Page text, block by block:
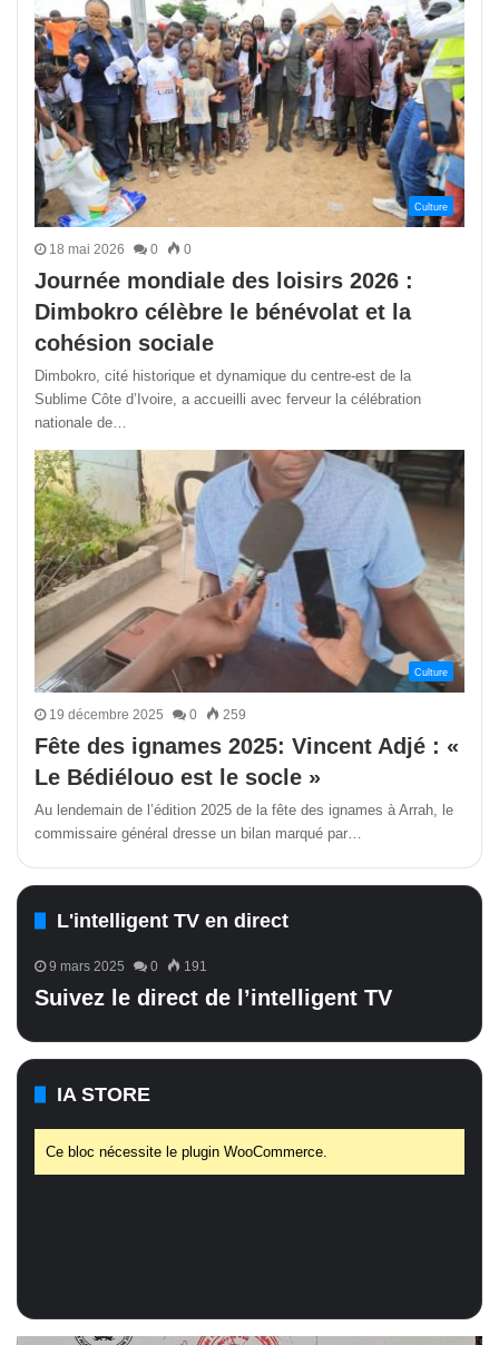
Culture
18 mai 2026 0 0
Journée mondiale des loisirs 2026 :
Dimbokro célèbre le bénévolat et la
cohésion sociale
Dimbokro, cité historique et dynamique du centre-est de la
Sublime Côte d’Ivoire, a accueilli avec ferveur la célébration
nationale de…
Culture
19 décembre 2025 0 259
Fête des ignames 2025: Vincent Adjé : «
Le Bédiélouo est le socle »
Au lendemain de l’édition 2025 de la fête des ignames à Arrah, le
commissaire général dresse un bilan marqué par…
L'intelligent TV en direct
9 mars 2025 0 191
Suivez le direct de l’intelligent TV
IA STORE
Ce bloc nécessite le plugin WooCommerce.